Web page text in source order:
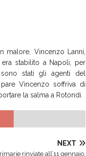
malore, Vincenzo Lanni,
stabilito a Napoli, per
stati gli agenti del
Vincenzo soffriva di
la salma a Rotondi.
NEXT
rinviate all’11 gennaio.